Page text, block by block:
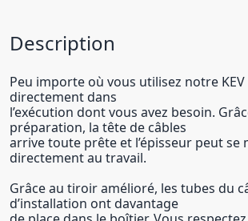
Description
Peu importe où vous utilisez notre
directement dans
l’exécution dont vous avez besoin.
préparation, la tête de câbles
arrive toute prête et l’épisseur peut se
directement au travail.
Grâce au tiroir amélioré, les tubes du
d’installation ont davantage